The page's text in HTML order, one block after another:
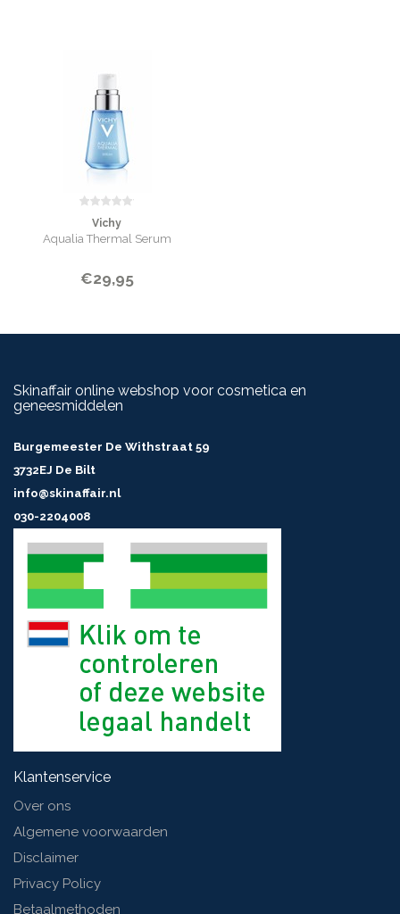
Vichy
Aqualia Thermal Serum
€29,95
Skinaffair online webshop voor cosmetica en
geneesmiddelen
Burgemeester De Withstraat 59
3732EJ De Bilt
info@skinaffair.nl
030-2204008
Klantenservice
Over ons
Algemene voorwaarden
Disclaimer
Privacy Policy
Betaalmethoden